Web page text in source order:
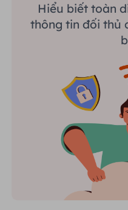
Hiểu biết toàn
thông tin đối thủ